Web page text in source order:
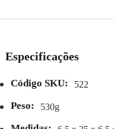
Especificações
Código SKU: 522
Peso: 530g